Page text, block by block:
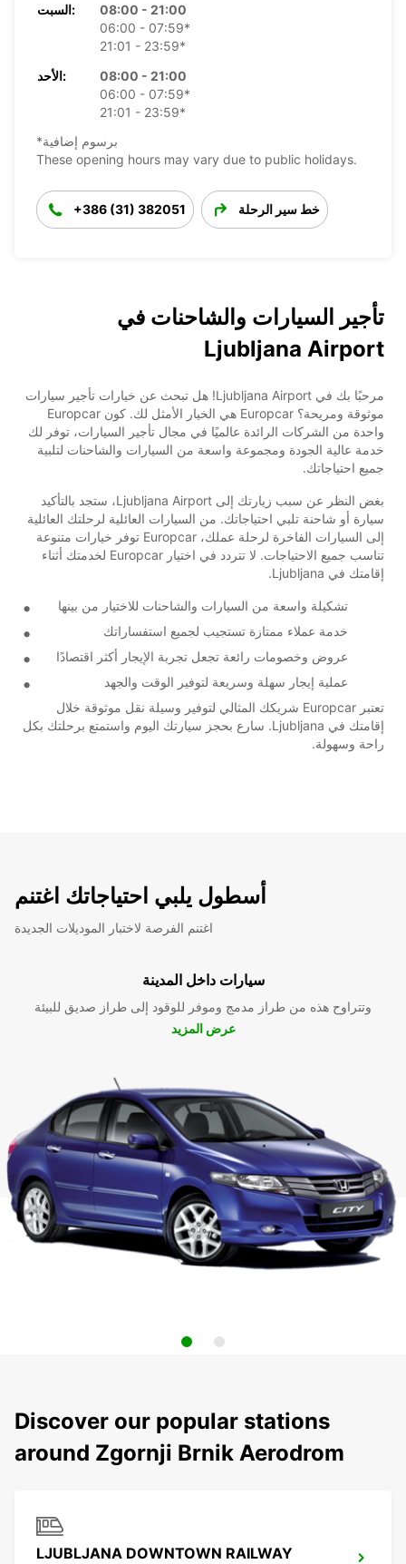
السبت:
08:00 - 21:00
06:00 - 07:59*
21:01 - 23:59*
الأحد:
08:00 - 21:00
06:00 - 07:59*
21:01 - 23:59*
*برسوم إضافية
These opening hours may vary due to public holidays.
+386 (31) 382051 خط سير الرحلة
تأجير السيارات والشاحنات في
Ljubljana Airport
مرحبًا بك في Ljubljana Airport! هل تبحث عن خيارات تأجير سيارات
موثوقة ومريحة؟ Europcar هي الخيار الأمثل لك. كون Europcar
واحدة من الشركات الرائدة عالميًا في مجال تأجير السيارات، توفر لك
خدمة عالية الجودة ومجموعة واسعة من السيارات والشاحنات لتلبية
جميع احتياجاتك.
بغض النظر عن سبب زيارتك إلى Ljubljana Airport، ستجد بالتأكيد
سيارة أو شاحنة تلبي احتياجاتك. من السيارات العائلية لرحلتك العائلية
إلى السيارات الفاخرة لرحلة عملك، Europcar توفر خيارات متنوعة
تناسب جميع الاحتياجات. لا تتردد في اختيار Europcar لخدمتك أثناء
إقامتك في Ljubljana.
تشكيلة واسعة من السيارات والشاحنات للاختيار من بينها
خدمة عملاء ممتازة تستجيب لجميع استفساراتك
عروض وخصومات رائعة تجعل تجربة الإيجار أكثر اقتصادًا
عملية إيجار سهلة وسريعة لتوفير الوقت والجهد
تعتبر Europcar شريكك المثالي لتوفير وسيلة نقل موثوقة خلال
إقامتك في Ljubljana. سارع بحجز سيارتك اليوم واستمتع برحلتك بكل
راحة وسهولة.
أسطول يلبي احتياجاتك اغتنم
اغتنم الفرصة لاختبار الموديلات الجديدة
سيارات داخل المدينة
وتتراوح هذه من طراز مدمج وموفر للوقود إلى طراز صديق للبيئة
عرض المزيد
Discover our popular stations
around Zgornji Brnik Aerodrom
LJUBLJANA DOWNTOWN RAILWAY